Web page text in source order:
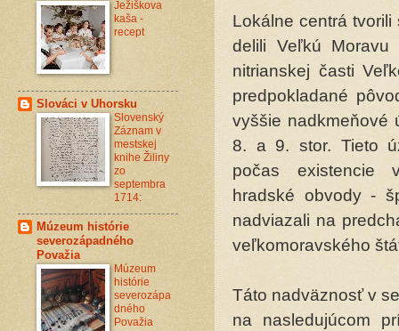
Lokálne centrá
delili Veľkú Moravu
nitrianskej časti
predpokladané
vyššie nadkmeňové
8. a 9. stor. Tieto
počas existencie
hradské obvody -
nadviazali na
veľkomoravského
Táto nadväznosť v
na nasledujúcom
Ježiškova
kaša -
recept
Slováci v Uhorsku
Slovenský
Záznam v
mestskej
knihe Žiliny
zo
septembra
1714:
Múzeum histórie
severozápadného
Považia
Múzeum
histórie
severozápa
dného
Považia